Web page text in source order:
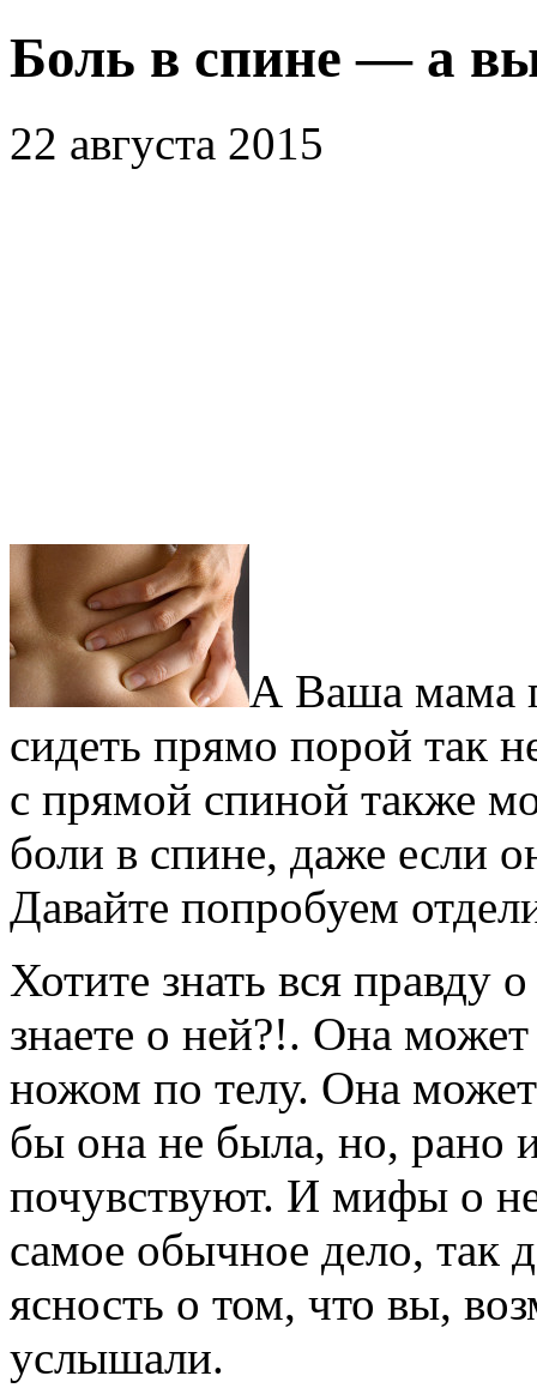
Боль в спине — а вы
22 августа 2015
А Ваша мама
сидеть прямо порой так
с прямой спиной также
боли в спине, даже если
Давайте попробуем
Хотите знать вся правду
знаете о ней?!. Она
ножом по телу. Она
бы она не была, но, рано
почувствуют. И мифы о
самое обычное дело, так
ясность о том, что вы,
услышали.